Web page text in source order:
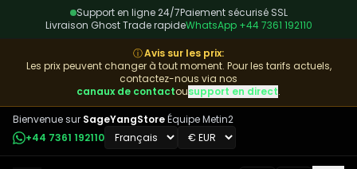
Support en ligne 24/7Paiement sécurisé SSL
Livraison Ghost Trade rapideWhatsApp +44 7361 192110
ⓘAvis sur les prix:
Les prix peuvent changer à tout moment. Pour les tarifs actuels,
contactez-nous via nos
canaux de contactousupport en direct.
Bienvenue sur SageYangStoreÉquipe Metin2
+44 7361 192110